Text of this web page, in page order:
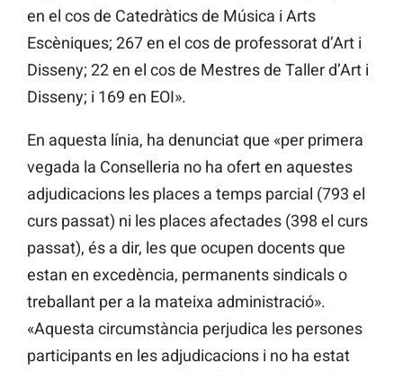
en el cos de Catedràtics de Música i Arts
Escèniques; 267 en el cos de professorat d’Art i
Disseny; 22 en el cos de Mestres de Taller d’Art i
Disseny; i 169 en EOI».
En aquesta línia, ha denunciat que «per primera
vegada la Conselleria no ha ofert en aquestes
adjudicacions les places a temps parcial (793 el
curs passat) ni les places afectades (398 el curs
passat), és a dir, les que ocupen docents que
estan en excedència, permanents sindicals o
treballant per a la mateixa administració».
«Aquesta circumstància perjudica les persones
participants en les adjudicacions i no ha estat